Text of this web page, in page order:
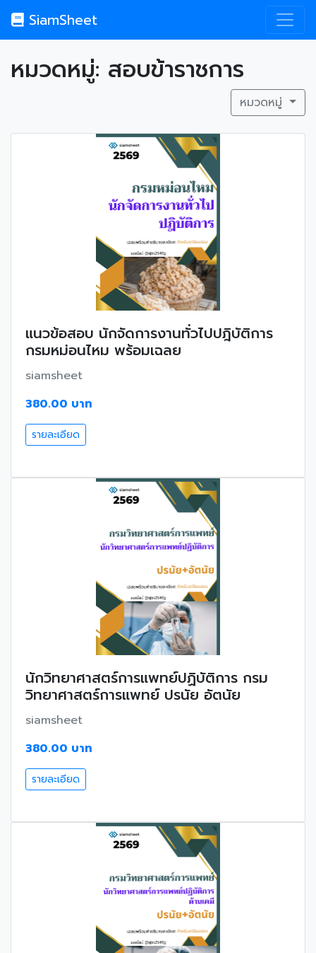
SiamSheet
หมวดหมู่: สอบข้าราชการ
หมวดหมู่
แนวข้อสอบ นักจัดการงานทั่วไปปฎิบัติการ
กรมหม่อนไหม พร้อมเฉลย
siamsheet
380.00 บาท
รายละเอียด
นักวิทยาศาสตร์การแพทย์ปฏิบัติการ กรม
วิทยาศาสตร์การแพทย์ ปรนัย อัตนัย
siamsheet
380.00 บาท
รายละเอียด